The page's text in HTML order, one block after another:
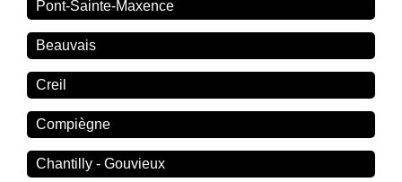
Pont-Sainte-Maxence
Beauvais
Creil
Compiègne
Chantilly - Gouvieux